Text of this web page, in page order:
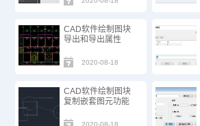
CAD软件绘制图块
导出和导出属性
2020-08-18
CAD软件绘制图块
复制嵌套图元功能
2020-08-18